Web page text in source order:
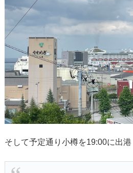
そして予定通り小樽を19:00に出港